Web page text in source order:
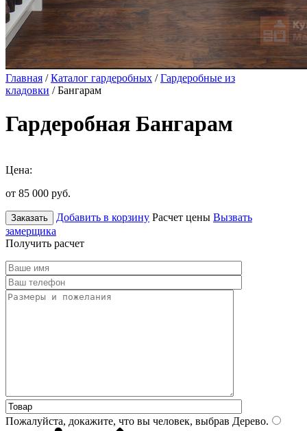
Главная /Каталог гардеробных /Гардеробные из
кладовки / Бангарам
Гардеробная Бангарам
Цена:
от 85 000 руб.
Заказать Добавить в корзину Расчет цены Вызвать
замерщика
Получить расчет
Пожалуйста, докажите, что вы человек, выбрав Дерево.